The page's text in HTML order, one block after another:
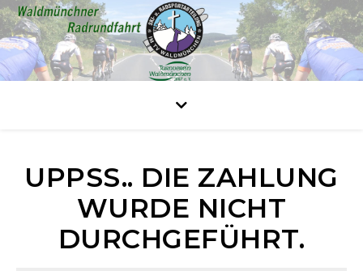
UPPSS.. DIE ZAHLUNG
WURDE NICHT
DURCHGEFÜHRT.